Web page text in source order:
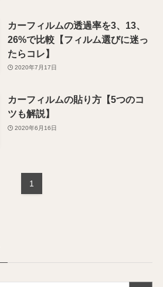
カーフィルムの透過率を3、13、
26%で比較【フィルム選びに迷っ
たらコレ】
2020年7月17日
カーフィルムの貼り方【5つのコ
ツも解説】
2020年6月16日
1